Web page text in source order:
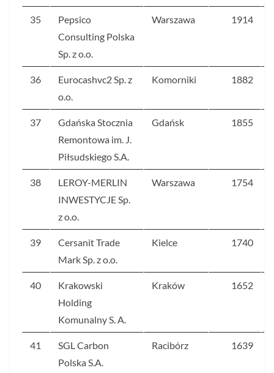
35
Pepsico
Consulting Polska
Sp. z o.o.
Warszawa 1914
36
Eurocashvc2 Sp. z
o.o.
Komorniki 1882
37
Gdańska Stocznia
Remontowa im. J.
Piłsudskiego S.A.
Gdańsk 1855
38
LEROY-MERLIN
INWESTYCJE Sp.
z o.o.
Warszawa 1754
39
Cersanit Trade
Mark Sp. z o.o.
Kielce 1740
40
Krakowski
Holding
Komunalny S. A.
Kraków 1652
41
SGL Carbon
Polska S.A.
Racibórz 1639